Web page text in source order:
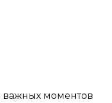
важных моментов